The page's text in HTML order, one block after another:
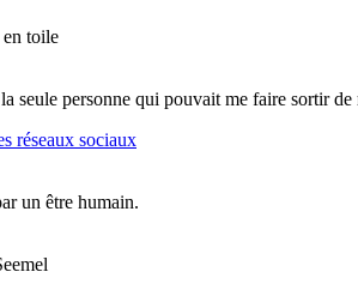
en toile
seule personne qui pouvait me faire sortir
un être humain.